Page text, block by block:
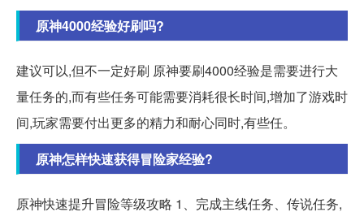
原神4000经验好刷吗?
建议可以,但不一定好刷 原神要刷4000经验是需要进行大
量任务的,而有些任务可能需要消耗很长时间,增加了游戏时
间,玩家需要付出更多的精力和耐心同时,有些任。
原神怎样快速获得冒险家经验?
原神快速提升冒险等级攻略 1、完成主线任务、传说任务,